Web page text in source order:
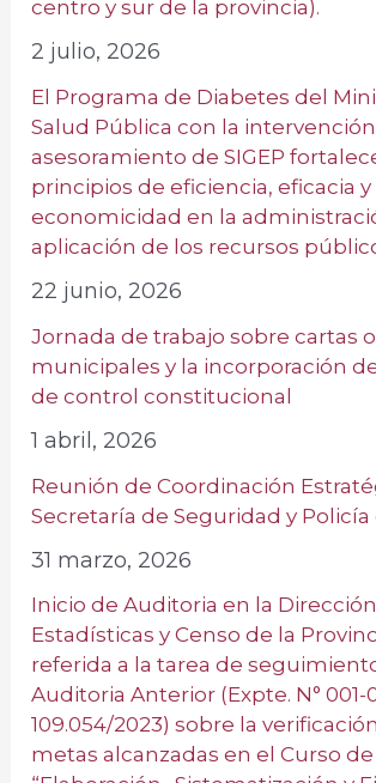
centro y sur de la provincia).
2 julio, 2026
El Programa de Diabetes del
Salud Pública con la
asesoramiento de SIGEP
principios de eficiencia, eficacia y
economicidad en la
aplicación de los recursos
22 junio, 2026
Jornada de trabajo sobre cartas
municipales y la incorporación
de control constitucional
1 abril, 2026
Reunión de Coordinación
Secretaría de Seguridad y Policía
31 marzo, 2026
Inicio de Auditoria en la
Estadísticas y Censo de la
referida a la tarea de
Auditoria Anterior (Expte. N° 001-
109.054/2023) sobre la
metas alcanzadas en el Curso